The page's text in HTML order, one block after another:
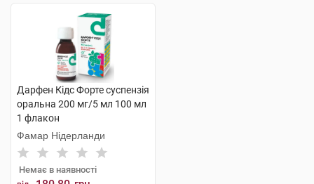
Дарфен Кідс Форте суспензія
оральна 200 мг/5 мл 100 мл
1 флакон
Фамар Нідерланди
Немає в наявності